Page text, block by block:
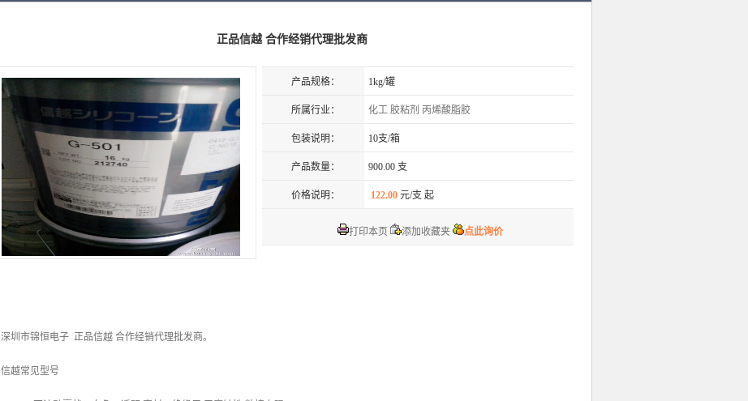
正品信越 合作经销代理批发商
产品规格： 1kg/罐
所属行业： 化工 胶粘剂 丙烯酸脂胶
包装说明： 10支/箱
产品数量： 900.00 支
价格说明： 122.00 元/支 起
打印本页 添加收藏夹 点此询价
深圳市锦恒电子 正品信越 合作经销代理批发商。
信越常见型号